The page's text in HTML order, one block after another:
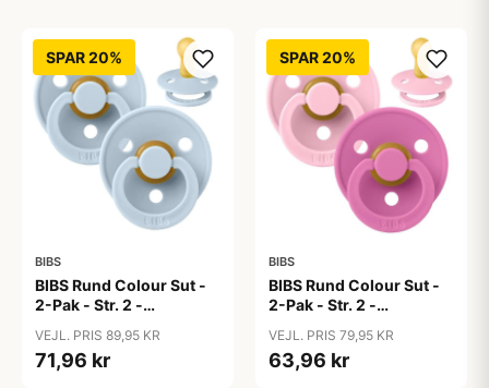
SPAR 20%
BIBS
BIBS Rund Colour Sut -
2-Pak - Str. 2 -
Blue/Baby Blue
VEJL. PRIS 89,95 KR
71,96 kr
SPAR 20%
BIBS
BIBS Rund Colour Sut -
2-Pak - Str. 2 -
Pink/Bubblegum
VEJL. PRIS 79,95 KR
63,96 kr